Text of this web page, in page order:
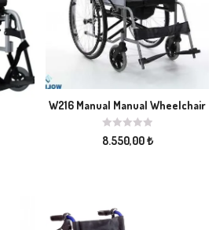
W216 Manual Manual Wheelchair
8.550,00₺